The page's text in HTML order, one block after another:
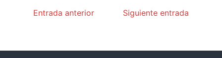
Entrada anterior Siguiente entrada